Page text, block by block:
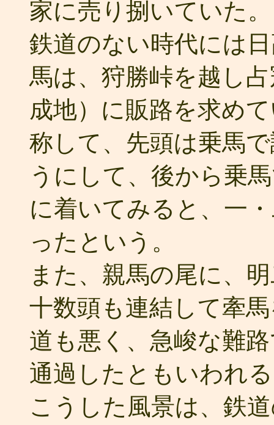
家に売り捌いていた。
鉄道のない時代には
馬は、狩勝峠を越し
成地）に販路を求め
称して、先頭は乗馬
うにして、後から乗
に着いてみると、一
ったという。
また、親馬の尾に、
十数頭も連結して牽
道も悪く、急峻な難
通過したともいわれ
こうした風景は、鉄